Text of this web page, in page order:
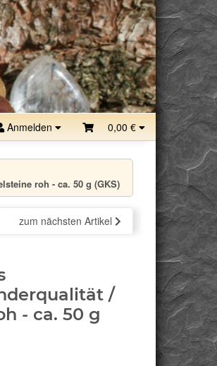
Anmelden 0,00 €
roh - ca. 50 g (GKS)
zum nächsten Artikel
/
- ca. 50 g